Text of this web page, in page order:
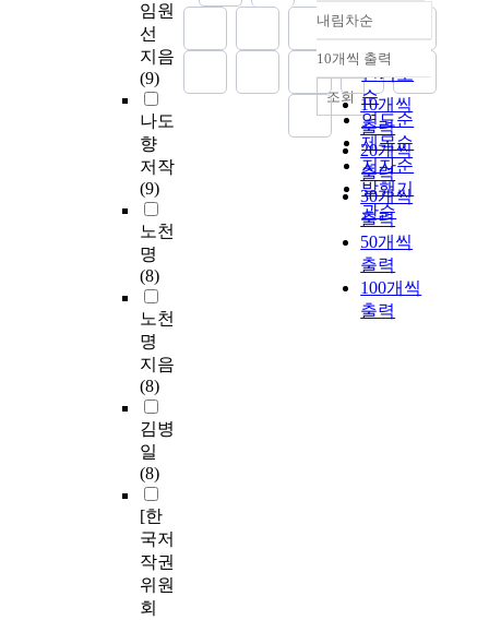
임원
선
지음
(9)
나도
향
저작
(9)
노천
명
(8)
노천
명
지음
(8)
김병
일
(8)
[한
국저
작권
위원
회
정확도
순
인기도
순
연도순
제목순
저자순
발행기
관순
내림차순
내림차순
10개씩 출력
10개씩
출력
20개씩
출력
30개씩
출력
50개씩
출력
100개씩
출력
조회